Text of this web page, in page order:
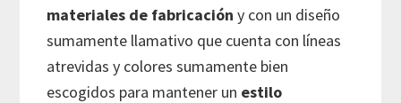
materiales de fabricación y con un diseño
sumamente llamativo que cuenta con líneas
atrevidas y colores sumamente bien
escogidos para mantener un estilo